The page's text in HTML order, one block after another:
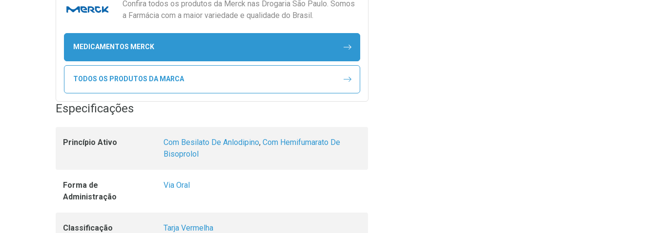
Confira todos os produtos da Merck nas Drogaria São Paulo. Somos
a Farmácia com a maior variedade e qualidade do Brasil.
MEDICAMENTOS MERCK
TODOS OS PRODUTOS DA MARCA
Especificações
Princípio Ativo Com Besilato De Anlodipino, Com Hemifumarato De
Bisoprolol
Forma de
Administração
Via Oral
Classificação Tarja Vermelha